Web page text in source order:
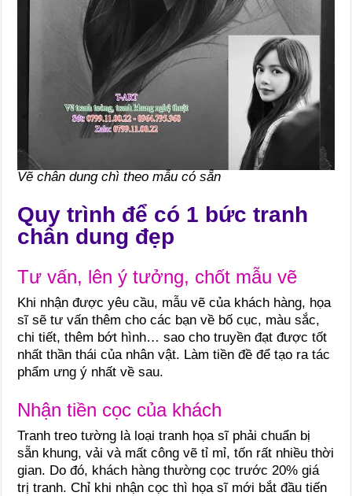
Vẽ chân dung chì theo mẫu có sẵn
Quy trình để có 1 bức tranh
chân dung đẹp
Tư vấn, lên ý tưởng, chốt mẫu vẽ
Khi nhận được yêu cầu, mẫu vẽ của khách hàng, họa
sĩ sẽ tư vấn thêm cho các bạn về bố cục, màu sắc,
chi tiết, thêm bớt hình… sao cho truyền đạt được tốt
nhất thần thái của nhân vật. Làm tiền đề để tạo ra tác
phẩm ưng ý nhất về sau.
Nhận tiền cọc của khách
Tranh treo tường là loại tranh họa sĩ phải chuẩn bị
sẵn khung, vải và mất công vẽ tỉ mỉ, tốn rất nhiều thời
gian. Do đó, khách hàng thường cọc trước 20% giá
trị tranh. Chỉ khi nhận cọc thì họa sĩ mới bắt đầu tiến